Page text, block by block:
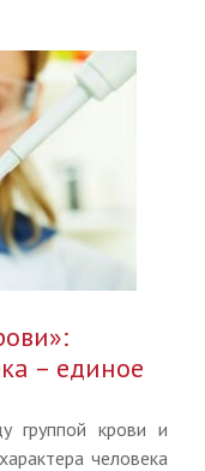
– единое
группой крови и
человека